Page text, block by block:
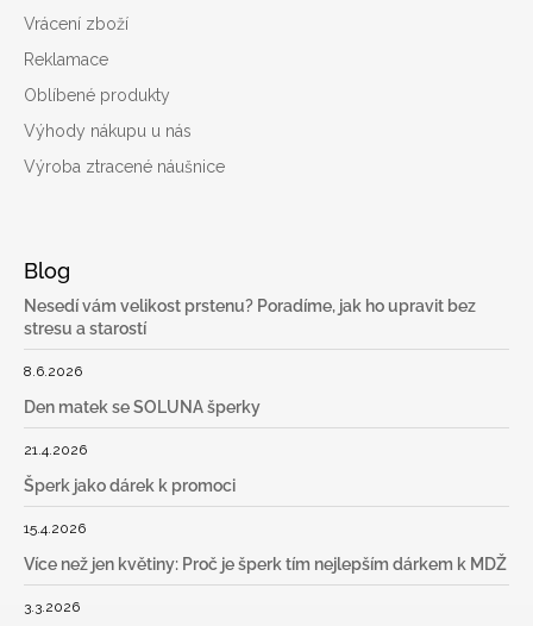
Vrácení zboží
Reklamace
Oblíbené produkty
Výhody nákupu u nás
Výroba ztracené náušnice
Blog
Nesedí vám velikost prstenu? Poradíme, jak ho upravit bez
stresu a starostí
8.6.2026
Den matek se SOLUNA šperky
21.4.2026
Šperk jako dárek k promoci
15.4.2026
Více než jen květiny: Proč je šperk tím nejlepším dárkem k MDŽ
3.3.2026